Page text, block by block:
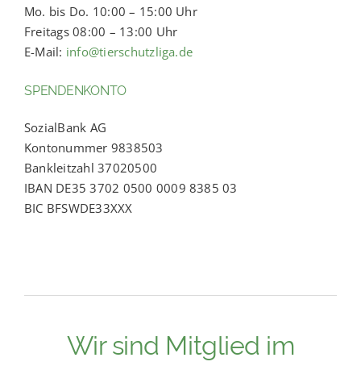
Mo. bis Do. 10:00 – 15:00 Uhr
Freitags 08:00 – 13:00 Uhr
E-Mail: info@tierschutzliga.de
SPENDENKONTO
SozialBank AG
Kontonummer 9838503
Bankleitzahl 37020500
IBAN DE35 3702 0500 0009 8385 03
BIC BFSWDE33XXX
Wir sind Mitglied im